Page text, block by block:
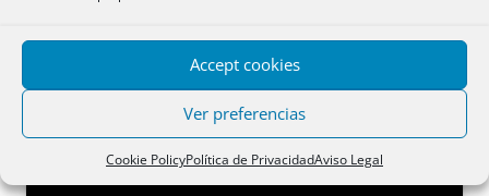
Accept cookies
Ver preferencias
Cookie PolicyPolítica de PrivacidadAviso Legal